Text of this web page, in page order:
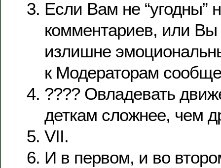
Если Вам не “угодны”
комментариев, или Вы
излишне
к Модераторам
???? Овладевать
деткам сложнее, чем
VII.
И в первом, и во